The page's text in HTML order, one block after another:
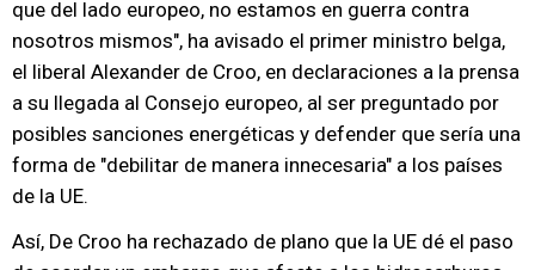
que del lado europeo, no estamos en guerra contra
nosotros mismos", ha avisado el primer ministro belga,
el liberal Alexander de Croo, en declaraciones a la prensa
a su llegada al Consejo europeo, al ser preguntado por
posibles sanciones energéticas y defender que sería una
forma de "debilitar de manera innecesaria" a los países
de la UE.
Así, De Croo ha rechazado de plano que la UE dé el paso